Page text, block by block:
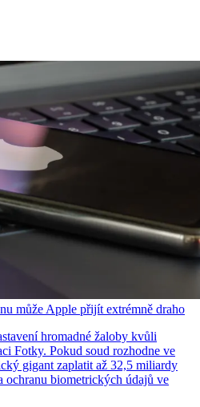
může Apple přijít extrémně draho
hromadné žaloby kvůli
Fotky. Pokud soud rozhodne ve
gigant zaplatit až 32,5 miliardy
ochranu biometrických údajů ve